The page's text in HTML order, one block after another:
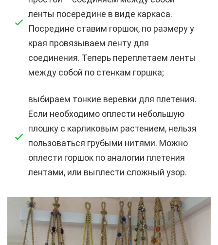
ленты посередине в виде каркаса.
Посредине ставим горшок, по размеру у
края провязываем ленту для
соединения. Теперь переплетаем ленты
между собой по стенкам горшка;
выбираем тонкие веревки для плетения.
Если необходимо оплести небольшую
плошку с карликовым растением, нельзя
пользоваться грубыми нитями. Можно
оплести горшок по аналогии плетения
лентами, или выплести сложный узор.